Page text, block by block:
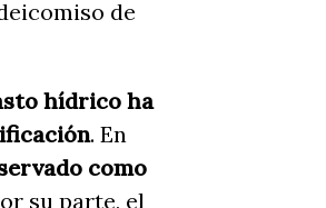
de
hídrico ha
. En
como
su parte, el